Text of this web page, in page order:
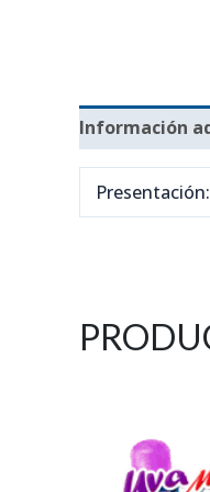
Información
Presentación: